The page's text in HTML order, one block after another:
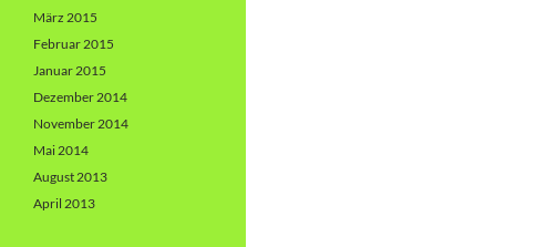
März 2015
Februar 2015
Januar 2015
Dezember 2014
November 2014
Mai 2014
August 2013
April 2013